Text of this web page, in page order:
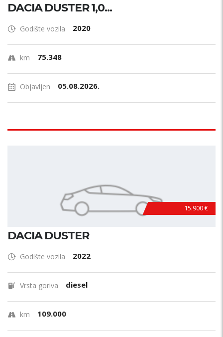
DACIA DUSTER 1,0...
Godište vozila 2020
km 75.348
Objavljen 05.08.2026.
15.900 €
DACIA DUSTER
Godište vozila 2022
Vrsta goriva diesel
km 109.000